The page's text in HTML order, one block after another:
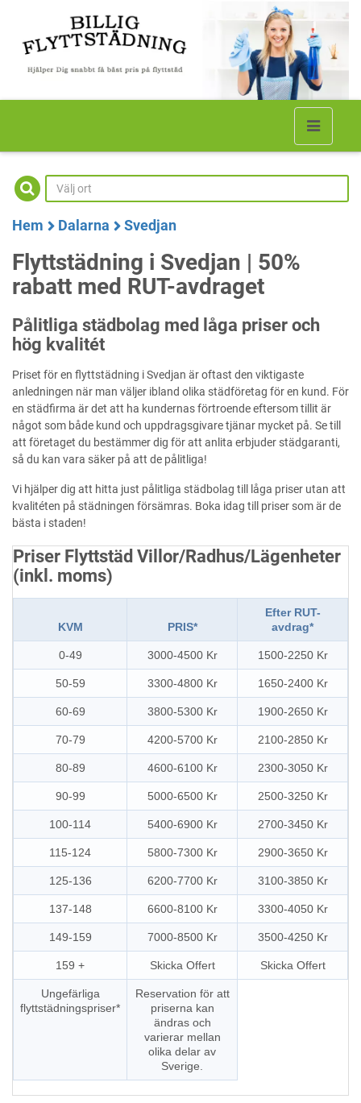
Hem Dalarna Svedjan
Flyttstädning i Svedjan | 50%
rabatt med RUT-avdraget
Pålitliga städbolag med låga priser och
hög kvalitét
Priset för en flyttstädning i Svedjan är oftast den viktigaste
anledningen när man väljer ibland olika städföretag för en kund. För
en städfirma är det att ha kundernas förtroende eftersom tillit är
något som både kund och uppdragsgivare tjänar mycket på. Se till
att företaget du bestämmer dig för att anlita erbjuder städgaranti,
så du kan vara säker på att de pålitliga!
Vi hjälper dig att hitta just pålitliga städbolag till låga priser utan att
kvalitéten på städningen försämras. Boka idag till priser som är de
bästa i staden!
Priser Flyttstäd Villor/Radhus/Lägenheter
(inkl. moms)
KVM PRIS*
Efter RUT-
avdrag*
0-49 3000-4500 Kr 1500-2250 Kr
50-59 3300-4800 Kr 1650-2400 Kr
60-69 3800-5300 Kr 1900-2650 Kr
70-79 4200-5700 Kr 2100-2850 Kr
80-89 4600-6100 Kr 2300-3050 Kr
90-99 5000-6500 Kr 2500-3250 Kr
100-114 5400-6900 Kr 2700-3450 Kr
115-124 5800-7300 Kr 2900-3650 Kr
125-136 6200-7700 Kr 3100-3850 Kr
137-148 6600-8100 Kr 3300-4050 Kr
149-159 7000-8500 Kr 3500-4250 Kr
159 + Skicka Offert Skicka Offert
Ungefärliga
flyttstädningspriser*
Reservation för att
priserna kan
ändras och
varierar mellan
olika delar av
Sverige.